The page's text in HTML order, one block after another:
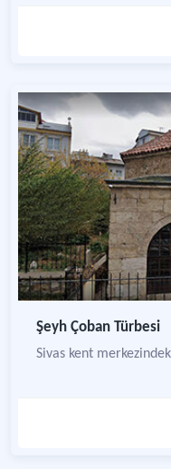
Şeyh Çoban Türbesi
Sivas kent